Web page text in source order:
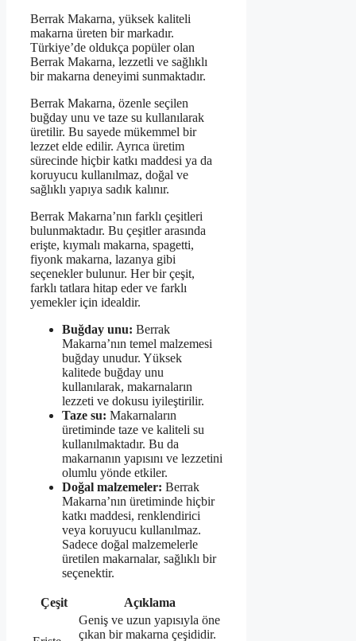
Berrak Makarna, yüksek kaliteli
makarna üreten bir markadır.
Türkiye’de oldukça popüler olan
Berrak Makarna, lezzetli ve sağlıklı
bir makarna deneyimi sunmaktadır.
Berrak Makarna, özenle seçilen
buğday unu ve taze su kullanılarak
üretilir. Bu sayede mükemmel bir
lezzet elde edilir. Ayrıca üretim
sürecinde hiçbir katkı maddesi ya da
koruyucu kullanılmaz, doğal ve
sağlıklı yapıya sadık kalınır.
Berrak Makarna’nın farklı çeşitleri
bulunmaktadır. Bu çeşitler arasında
erişte, kıymalı makarna, spagetti,
fiyonk makarna, lazanya gibi
seçenekler bulunur. Her bir çeşit,
farklı tatlara hitap eder ve farklı
yemekler için idealdir.
Buğday unu: Berrak
Makarna’nın temel malzemesi
buğday unudur. Yüksek
kalitede buğday unu
kullanılarak, makarnaların
lezzeti ve dokusu iyileştirilir.
Taze su: Makarnaların
üretiminde taze ve kaliteli su
kullanılmaktadır. Bu da
makarnanın yapısını ve lezzetini
olumlu yönde etkiler.
Doğal malzemeler: Berrak
Makarna’nın üretiminde hiçbir
katkı maddesi, renklendirici
veya koruyucu kullanılmaz.
Sadece doğal malzemelerle
üretilen makarnalar, sağlıklı bir
seçenektir.
Çeşit Açıklama
Geniş ve uzun yapısıyla öne
çıkan bir makarna çeşididir.